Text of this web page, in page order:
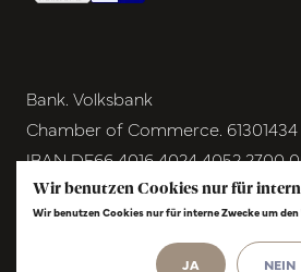
Bank. Volksbank
Chamber of Commerce.
IBAN DE66 4016 4024 4052 2700
BIC GENODEM1GRN
VAT NL854291040B01
Wir benutzen Cookies nur für
Wir benutzen Cookies nur für interne Zwecke um
JA NEIN